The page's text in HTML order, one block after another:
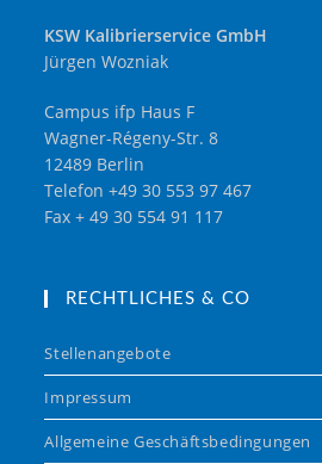
KSW Kalibrierservice GmbH
Jürgen Wozniak
Campus ifp Haus F
Wagner-Régeny-Str. 8
12489 Berlin
Telefon +49 30 553 97 467
Fax + 49 30 554 91 117
RECHTLICHES & CO
Stellenangebote
Impressum
Allgemeine Geschäftsbedingungen